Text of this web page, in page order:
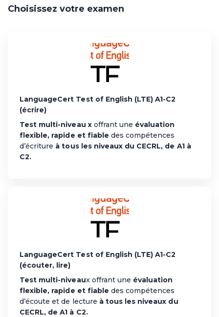
Choisissez votre examen
LanguageCert Test of English (LTE) A1-C2
(écrire)
Test multi-niveau xoffrant une évaluation
flexible, rapide et fiable des compétences
d’écriture à tous les niveaux du CECRL, de A1 à
C2.
LanguageCert Test of English (LTE) A1-C2
(écouter, lire)
Test multi-niveaux offrant une évaluation
flexible, rapide et fiable des compétences
d’écoute et de lecture à tous les niveaux du
CECRL, de A1 à C2.